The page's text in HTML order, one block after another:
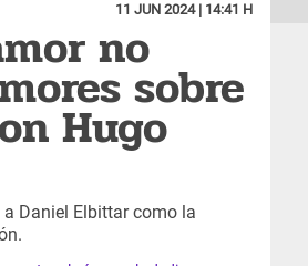
11 JUN 2024 | 14:41 H
no
sobre
Hugo
Daniel Elbittar como la